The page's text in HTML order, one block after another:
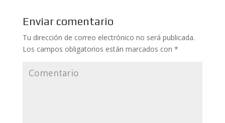
Enviar comentario
Tu dirección de correo electrónico no será publicada.
Los campos obligatorios están marcados con *